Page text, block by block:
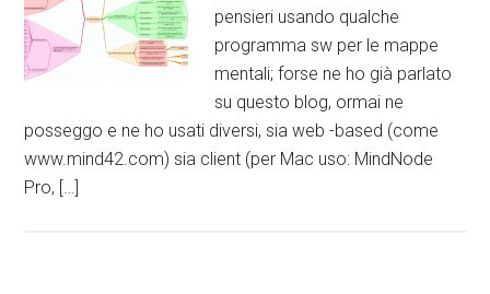
pensieri usando qualche
programma sw per le mappe
mentali; forse ne ho già parlato
su questo blog, ormai ne
posseggo e ne ho usati diversi, sia web -based (come
www.mind42.com) sia client (per Mac uso: MindNode
Pro, […]